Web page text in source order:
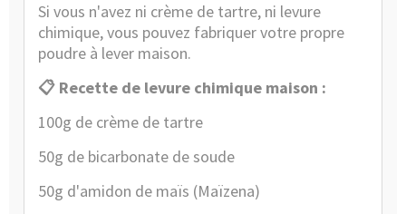
Si vous n'avez ni crème de tartre, ni levure
chimique, vous pouvez fabriquer votre propre
poudre à lever maison.
📋 Recette de levure chimique maison :
100g de crème de tartre
50g de bicarbonate de soude
50g d'amidon de maïs (Maïzena)